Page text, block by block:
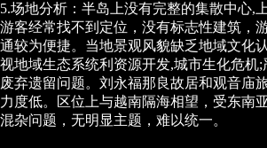
5.场地分析：半岛上没有完整的集散中心,
游客经常找不到定位，没有标志性建筑，
通较为便捷。当地景观风貌缺乏地域文化
视地域生态系统利资源开发,城市生化危机;
废弃遗留问题。刘永福那良故居和观音庙
力度低。区位上与越南隔海相望，受东南
混杂问题，无明显主题，难以统一。